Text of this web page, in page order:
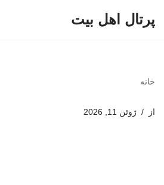
پرتال اهل بیت
خانه
از ژوئن 11, 2026